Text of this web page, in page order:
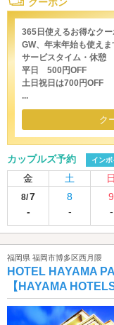
365日使えるお得なクー
GW、年末年始も使えま
サービスタイム・休憩
平日 500円OFF
土日祝日は700円OFF
...
ク
カップルズ予約 イン
金 土 日
8/7
-
8
-
9
-
福岡県 福岡市博多区西月隈
HOTEL HAYAMA
【HAYAMA HOTELS